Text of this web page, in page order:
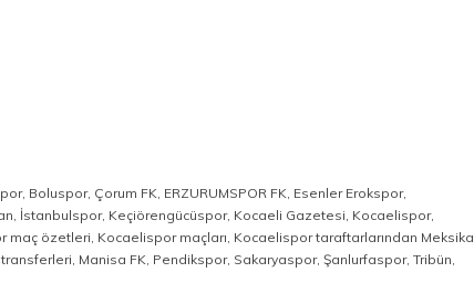
, Boluspor, Çorum FK, ERZURUMSPOR FK, Esenler Erokspor,
, İstanbulspor, Keçiörengücüspor, Kocaeli Gazetesi, Kocaelispor,
maç özetleri, Kocaelispor maçları, Kocaelispor taraftarlarından Meksika
, Manisa FK, Pendikspor, Sakaryaspor, Şanlurfaspor, Tribün,